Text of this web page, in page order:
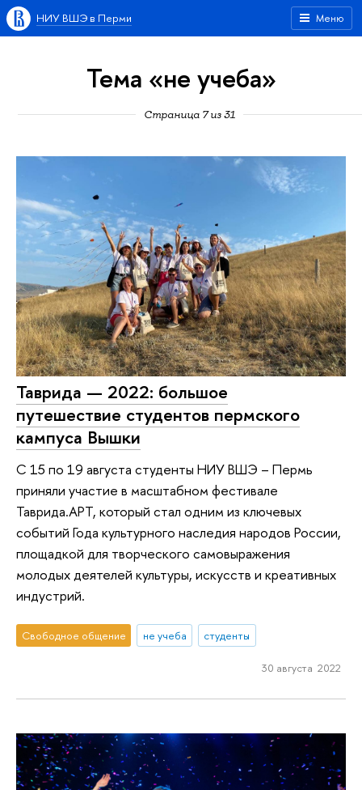
Меню
НИУ ВШЭ в Перми
Тема «не учеба»
Страница 7 из 31
Таврида — 2022: большое
путешествие студентов пермского
кампуса Вышки
С 15 по 19 августа студенты НИУ ВШЭ – Пермь
приняли участие в масштабном фестивале
Таврида.АРТ, который стал одним из ключевых
событий Года культурного наследия народов России,
площадкой для творческого самовыражения
молодых деятелей культуры, искусств и креативных
индустрий.
Свободное общение не учеба студенты
30 августа 2022